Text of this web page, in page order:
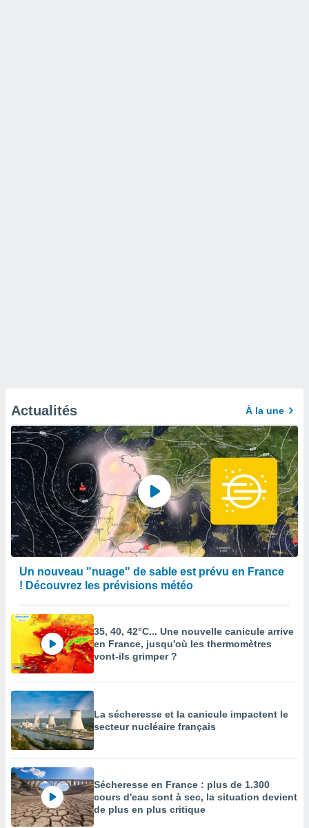
Actualités À la une
Un nouveau "nuage" de sable est prévu en France
! Découvrez les prévisions météo
35, 40, 42°C... Une nouvelle canicule arrive
en France, jusqu'où les thermomètres
vont-ils grimper ?
La sécheresse et la canicule impactent le
secteur nucléaire français
Sécheresse en France : plus de 1.300
cours d'eau sont à sec, la situation devient
de plus en plus critique